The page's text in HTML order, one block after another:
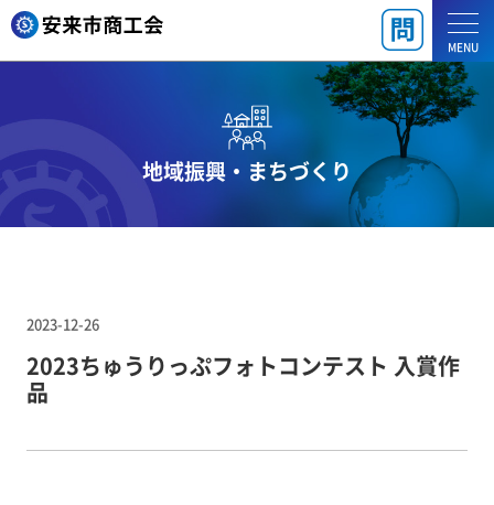
MENU
地域振興・まちづくり
2023-12-26
2023ちゅうりっぷフォトコンテスト 入賞作
品